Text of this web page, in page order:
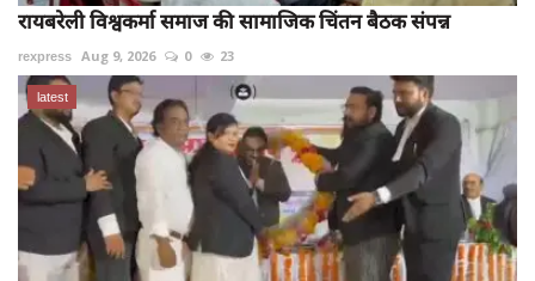
रायबरेली विश्वकर्मा समाज की सामाजिक चिंतन बैठक संपन्न
rexpress Aug 9, 2026 0 23
latest